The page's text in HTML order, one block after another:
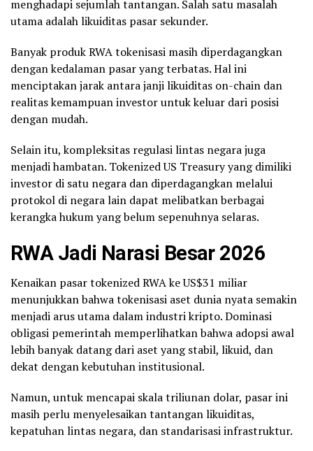
menghadapi sejumlah tantangan. Salah satu masalah
utama adalah likuiditas pasar sekunder.
Banyak produk RWA tokenisasi masih diperdagangkan
dengan kedalaman pasar yang terbatas. Hal ini
menciptakan jarak antara janji likuiditas on-chain dan
realitas kemampuan investor untuk keluar dari posisi
dengan mudah.
Selain itu, kompleksitas regulasi lintas negara juga
menjadi hambatan. Tokenized US Treasury yang dimiliki
investor di satu negara dan diperdagangkan melalui
protokol di negara lain dapat melibatkan berbagai
kerangka hukum yang belum sepenuhnya selaras.
RWA Jadi Narasi Besar 2026
Kenaikan pasar tokenized RWA ke US$31 miliar
menunjukkan bahwa tokenisasi aset dunia nyata semakin
menjadi arus utama dalam industri kripto. Dominasi
obligasi pemerintah memperlihatkan bahwa adopsi awal
lebih banyak datang dari aset yang stabil, likuid, dan
dekat dengan kebutuhan institusional.
Namun, untuk mencapai skala triliunan dolar, pasar ini
masih perlu menyelesaikan tantangan likuiditas,
kepatuhan lintas negara, dan standarisasi infrastruktur.